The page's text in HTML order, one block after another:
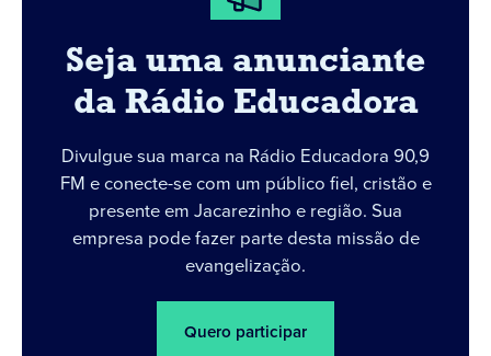
Seja uma anunciante
da Rádio Educadora
Divulgue sua marca na Rádio Educadora 90,9
FM e conecte-se com um público fiel, cristão e
presente em Jacarezinho e região. Sua
empresa pode fazer parte desta missão de
evangelização.
Quero participar